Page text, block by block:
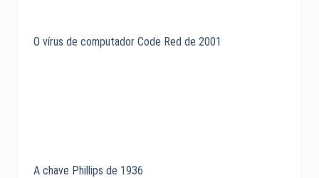
O vírus de computador Code Red de 2001
A chave Phillips de 1936